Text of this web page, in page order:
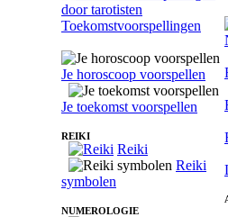
Toekomstvoorspellingen
Je horoscoop voorspellen
Je toekomst voorspellen
REIKI
Reiki
Reiki
symbolen
NUMEROLOGIE